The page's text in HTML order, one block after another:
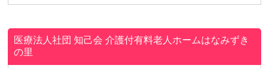
医療法人社団 知己会介護付有料老人ホームはなみずき
の里